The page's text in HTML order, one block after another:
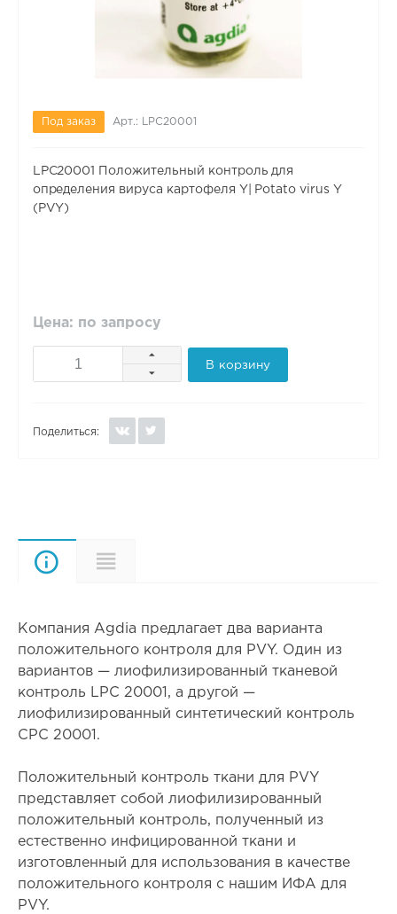
Под заказ Арт.: LPC20001
LPC20001 Положительный контроль для
определения вируса картофеля Y| Potato virus Y
(PVY)
Цена: по запросу
В корзину
Поделиться:
Описание
Компания Agdia предлагает два варианта
положительного контроля для PVY. Один из
вариантов — лиофилизированный тканевой
контроль LPC 20001, а другой —
лиофилизированный синтетический контроль
CPC 20001.
Положительный контроль ткани для PVY
представляет собой лиофилизированный
положительный контроль, полученный из
естественно инфицированной ткани и
изготовленный для использования в качестве
положительного контроля с нашим ИФА для
PVY.